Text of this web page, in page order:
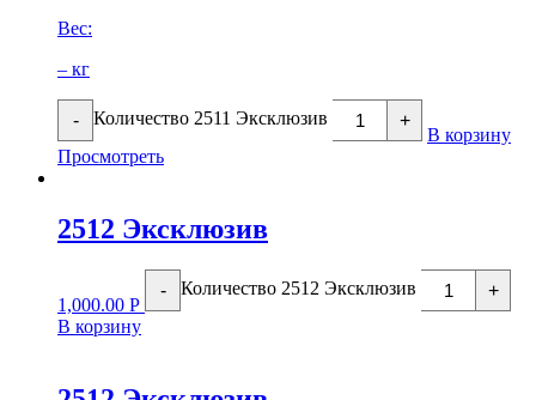
Вес:
– кг
- Количество 2511 Эксклюзив +
В корзину
Просмотреть
2512 Эксклюзив
1,000.00 Р
- Количество 2512 Эксклюзив
+
В корзину